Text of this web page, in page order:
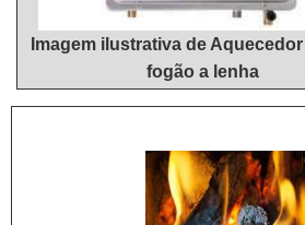
olho no mercado, traz
venda de aquecedor a gás e
aquecedor a gás 30 litros.Isso se
adquiridas porque investiu em
hoje conta com escritório de
são realizadas as atividades e
Imagem ilustrativa de
fogão a lenha